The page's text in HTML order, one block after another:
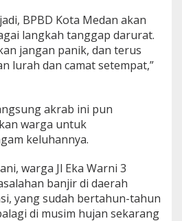
BPBD Kota Medan akan
langkah tanggap darurat.
jangan panik, dan terus
lurah dan camat setempat,”
akrab ini pun
warga untuk
keluhannya.
warga Jl Eka Warni 3
banjir di daerah
yang sudah bertahun-tahun
di musim hujan sekarang